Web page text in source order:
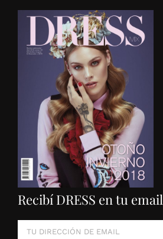
Recibí DRESS en tu email